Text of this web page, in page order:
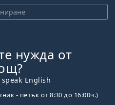
нужда от
speak English
- петък от 8:30 до 16:00ч.)